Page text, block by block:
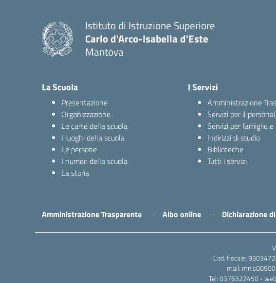
Istituto di Istruzione Superiore
Carlo d'Arco-Isabella d'Este
Mantova
La Scuola
Presentazione
Organizzazione
Le carte della scuola
I luoghi della scuola
Le persone
I numeri della scuola
La storia
I Servizi
Amministrazione
Servizi per il
Servizi per famiglie
Indirizzi di studio
Biblioteche
Tutti i servizi
Amministrazione Trasparente Albo online Dichiarazione
Cod. fiscale:
mail:
Tel: 0376322450 -